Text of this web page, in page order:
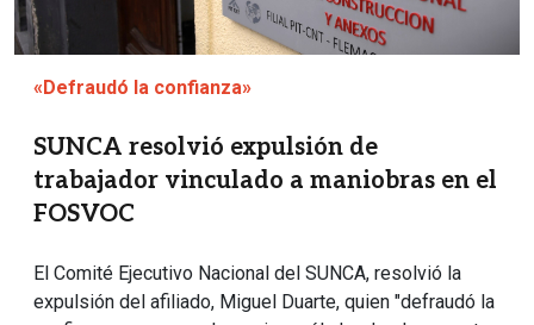
«Defraudó la confianza»
SUNCA resolvió expulsión de
trabajador vinculado a maniobras en el
FOSVOC
El Comité Ejecutivo Nacional del SUNCA, resolvió la
expulsión del afiliado, Miguel Duarte, quien "defraudó la